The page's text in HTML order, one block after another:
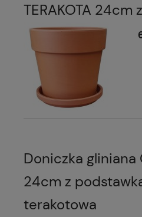
TERAKOTA 24cm
Doniczka gliniana
24cm z
terakotowa